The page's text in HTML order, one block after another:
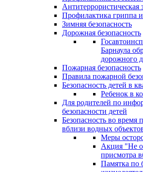
Профилактика гриппа
Зимняя безопасность
Дорожная безопасность
Барнаула
дорожного
Пожарная безопасность
Правила пожарной
Безопасность детей в
Ребенок в
Для родителей по
безопасности детей
Безопасность во время
вблизи водных
Меры
Акция "Не
присмотра
Памятка по